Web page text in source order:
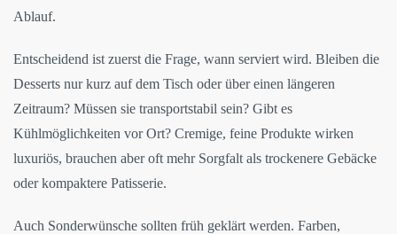
Ablauf.
Entscheidend ist zuerst die Frage, wann serviert wird. Bleiben die
Desserts nur kurz auf dem Tisch oder über einen längeren
Zeitraum? Müssen sie transportstabil sein? Gibt es
Kühlmöglichkeiten vor Ort? Cremige, feine Produkte wirken
luxuriös, brauchen aber oft mehr Sorgfalt als trockenere Gebäcke
oder kompaktere Patisserie.
Auch Sonderwünsche sollten früh geklärt werden. Farben,